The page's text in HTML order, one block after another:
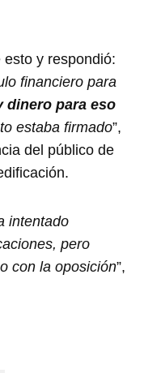
y respondió:
financiero para
dinero para eso
estaba firmado”,
del público de
intentado
pero
con la oposición”,